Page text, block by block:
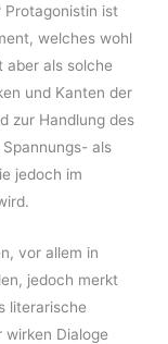
Protagonistin ist
welches wohl
aber als solche
und Kanten der
zur Handlung des
als
jedoch im
vor allem in
jedoch merkt
literarische
wirken Dialoge